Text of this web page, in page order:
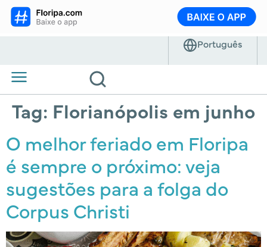
Tag: Florianópolis em junho
O melhor feriado em Floripa
é sempre o próximo: veja
sugestões para a folga do
Corpus Christi